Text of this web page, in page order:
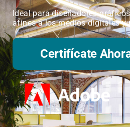
Ideal para diseñadores
afines a los medios digitales y
Certifícate